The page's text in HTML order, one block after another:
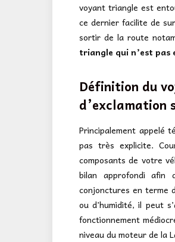
voyant triangle est
ce dernier facilite de
sortir de la route
triangle qui n’est pas
Définition du
d’exclamation
Principalement appelé
pas très explicite.
composants de votre
bilan approfondi afin
conjonctures en terme
ou d’humidité, il peut
fonctionnement
niveau du moteur de la